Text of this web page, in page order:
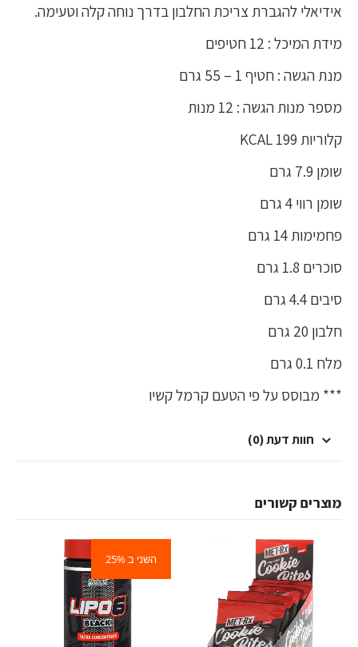
אידיאלי להגברת צריכת החלבון בדרך נוחה קלה וטעימה.
מידת המיכל : 12 חטיפים
מנת הגשה : חטיף 1 – 55 גרם
מספר מנות הגשה : 12 מנות
קלוריות 199 KCAL
שומן 7.9 גרם
שומן רווי 4 גרם
פחמימות 14 גרם
סוכרים 1.8 גרם
סיבים 4.4 גרם
חלבון 20 גרם
מלח 0.1 גרם
*** מבוסס על פי הטעם קרמל קשיו
חוות דעת (0)
מוצרים קשורים
השני ב 25%